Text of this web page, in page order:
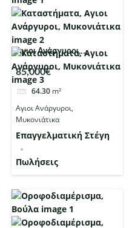
Αγιοι Ανάργυροι,
Μυκονιάτικα
85,000€
64.30 m²
Αγιοι Ανάργυροι,
Μυκονιάτικα
Επαγγελματική Στέγη
Πωλήσεις